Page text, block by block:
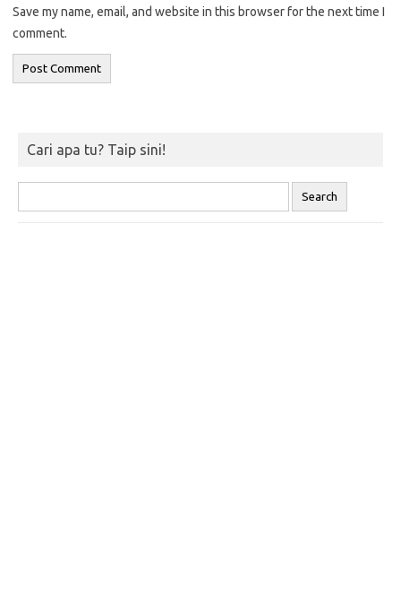
Save my name, email, and website in this browser for the next time I
comment.
Cari apa tu? Taip sini!